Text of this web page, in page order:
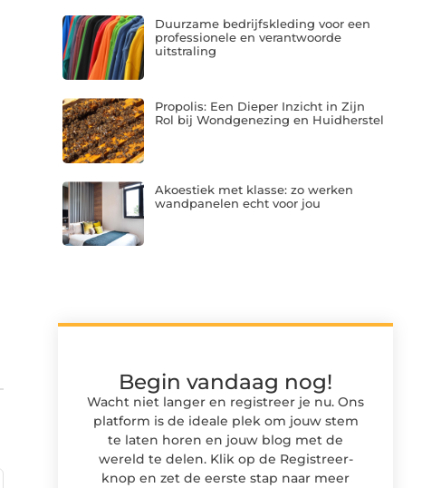
Duurzame bedrijfskleding voor een
professionele en verantwoorde
uitstraling
Propolis: Een Dieper Inzicht in Zijn
Rol bij Wondgenezing en Huidherstel
Akoestiek met klasse: zo werken
wandpanelen echt voor jou
Begin vandaag nog!
Wacht niet langer en registreer je nu. Ons
platform is de ideale plek om jouw stem
te laten horen en jouw blog met de
wereld te delen. Klik op de Registreer-
knop en zet de eerste stap naar meer